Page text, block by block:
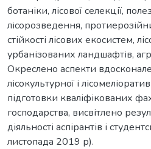
ботаніки, лісової селекції,
лісорозведення,
стійкості лісових екосистем,
урбанізованих ландшафтів,
Окреслено аспекти
лісокультурної і
підготовки кваліфікованих
господарства, висвітлено
діяльності аспірантів і
листопада 2019 р).